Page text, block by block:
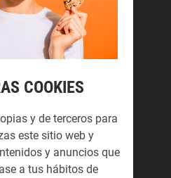
por
COOKIES
y de terceros para
este sitio web y
y anuncios que
a tus hábitos de